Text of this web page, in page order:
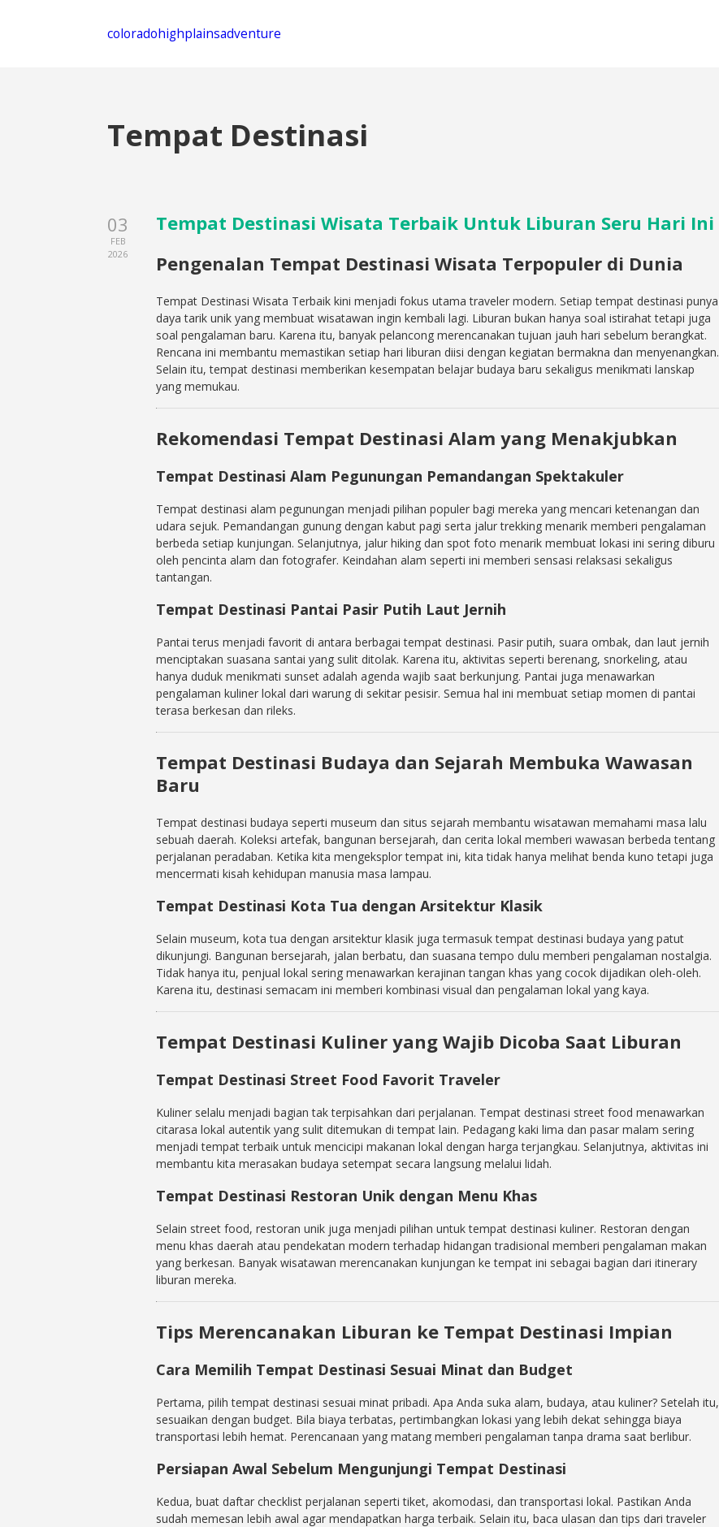
coloradohighplainsadventure
Tempat Destinasi
03
FEB
2026
Tempat Destinasi Wisata Terbaik Untuk Liburan Seru Hari Ini
Pengenalan Tempat Destinasi Wisata Terpopuler di Dunia
Tempat Destinasi Wisata Terbaik kini menjadi fokus utama traveler modern. Setiap tempat destinasi punya
daya tarik unik yang membuat wisatawan ingin kembali lagi. Liburan bukan hanya soal istirahat tetapi juga
soal pengalaman baru. Karena itu, banyak pelancong merencanakan tujuan jauh hari sebelum berangkat.
Rencana ini membantu memastikan setiap hari liburan diisi dengan kegiatan bermakna dan menyenangkan.
Selain itu, tempat destinasi memberikan kesempatan belajar budaya baru sekaligus menikmati lanskap
yang memukau.
Rekomendasi Tempat Destinasi Alam yang Menakjubkan
Tempat Destinasi Alam Pegunungan Pemandangan Spektakuler
Tempat destinasi alam pegunungan menjadi pilihan populer bagi mereka yang mencari ketenangan dan
udara sejuk. Pemandangan gunung dengan kabut pagi serta jalur trekking menarik memberi pengalaman
berbeda setiap kunjungan. Selanjutnya, jalur hiking dan spot foto menarik membuat lokasi ini sering diburu
oleh pencinta alam dan fotografer. Keindahan alam seperti ini memberi sensasi relaksasi sekaligus
tantangan.
Tempat Destinasi Pantai Pasir Putih Laut Jernih
Pantai terus menjadi favorit di antara berbagai tempat destinasi. Pasir putih, suara ombak, dan laut jernih
menciptakan suasana santai yang sulit ditolak. Karena itu, aktivitas seperti berenang, snorkeling, atau
hanya duduk menikmati sunset adalah agenda wajib saat berkunjung. Pantai juga menawarkan
pengalaman kuliner lokal dari warung di sekitar pesisir. Semua hal ini membuat setiap momen di pantai
terasa berkesan dan rileks.
Tempat Destinasi Budaya dan Sejarah Membuka Wawasan
Baru
Tempat destinasi budaya seperti museum dan situs sejarah membantu wisatawan memahami masa lalu
sebuah daerah. Koleksi artefak, bangunan bersejarah, dan cerita lokal memberi wawasan berbeda tentang
perjalanan peradaban. Ketika kita mengeksplor tempat ini, kita tidak hanya melihat benda kuno tetapi juga
mencermati kisah kehidupan manusia masa lampau.
Tempat Destinasi Kota Tua dengan Arsitektur Klasik
Selain museum, kota tua dengan arsitektur klasik juga termasuk tempat destinasi budaya yang patut
dikunjungi. Bangunan bersejarah, jalan berbatu, dan suasana tempo dulu memberi pengalaman nostalgia.
Tidak hanya itu, penjual lokal sering menawarkan kerajinan tangan khas yang cocok dijadikan oleh-oleh.
Karena itu, destinasi semacam ini memberi kombinasi visual dan pengalaman lokal yang kaya.
Tempat Destinasi Kuliner yang Wajib Dicoba Saat Liburan
Tempat Destinasi Street Food Favorit Traveler
Kuliner selalu menjadi bagian tak terpisahkan dari perjalanan. Tempat destinasi street food menawarkan
citarasa lokal autentik yang sulit ditemukan di tempat lain. Pedagang kaki lima dan pasar malam sering
menjadi tempat terbaik untuk mencicipi makanan lokal dengan harga terjangkau. Selanjutnya, aktivitas ini
membantu kita merasakan budaya setempat secara langsung melalui lidah.
Tempat Destinasi Restoran Unik dengan Menu Khas
Selain street food, restoran unik juga menjadi pilihan untuk tempat destinasi kuliner. Restoran dengan
menu khas daerah atau pendekatan modern terhadap hidangan tradisional memberi pengalaman makan
yang berkesan. Banyak wisatawan merencanakan kunjungan ke tempat ini sebagai bagian dari itinerary
liburan mereka.
Tips Merencanakan Liburan ke Tempat Destinasi Impian
Cara Memilih Tempat Destinasi Sesuai Minat dan Budget
Pertama, pilih tempat destinasi sesuai minat pribadi. Apa Anda suka alam, budaya, atau kuliner? Setelah itu,
sesuaikan dengan budget. Bila biaya terbatas, pertimbangkan lokasi yang lebih dekat sehingga biaya
transportasi lebih hemat. Perencanaan yang matang memberi pengalaman tanpa drama saat berlibur.
Persiapan Awal Sebelum Mengunjungi Tempat Destinasi
Kedua, buat daftar checklist perjalanan seperti tiket, akomodasi, dan transportasi lokal. Pastikan Anda
sudah memesan lebih awal agar mendapatkan harga terbaik. Selain itu, baca ulasan dan tips dari traveler